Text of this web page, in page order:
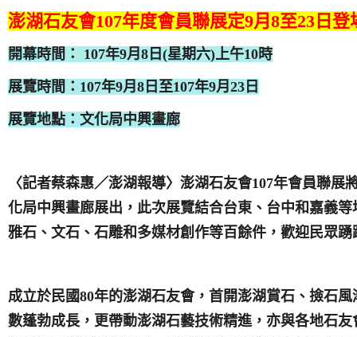
澎湖石友會107年度會員聯展定9月 8至23 日登
開幕時間： 107年9月 8 日 (星期六)上午10時
展覽時間： 107年9月 8 日至107年9月 23 日
展覽地點：文化局中興畫廊
〈記者蔡森惠／澎湖報導〉澎湖石友會107年會員聯展
化局中興畫廊展出，此次展覽結合台東、台中和嘉義
雅石、文石、石雕和多媒材創作等百餘件，歡迎民眾踴
成立於民國80年的澎湖石友會，首開澎湖賞石、撿石
數蓬勃成長，更帶動澎湖石藝技術精進，亦與各地石